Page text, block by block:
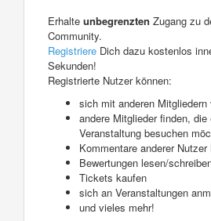
Erhalte unbegrenzten Zugang zu
Community.
Registriere Dich dazu kostenlos
Sekunden!
Registrierte Nutzer können:
sich mit anderen Mitgliedern
andere Mitglieder finden,
Veranstaltung besuchen
Kommentare anderer
Bewertungen lesen/
Tickets kaufen
sich an Veranstaltungen
und vieles mehr!